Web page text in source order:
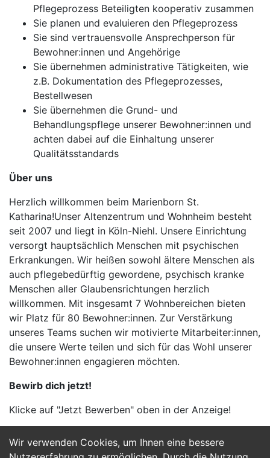
Wir verwenden Cookies, um Ihnen eine bessere
Pflegeprozess Beteiligten kooperativ zusammen
Sie planen und evaluieren den Pflegeprozess
Sie sind vertrauensvolle Ansprechperson für
Bewohner:innen und Angehörige
Sie übernehmen administrative Tätigkeiten, wie
z.B. Dokumentation des Pflegeprozesses,
Bestellwesen
Sie übernehmen die Grund- und
Behandlungspflege unserer Bewohner:innen und
achten dabei auf die Einhaltung unserer
Qualitätsstandards
Über uns
Herzlich willkommen beim Marienborn St.
Katharina!Unser Altenzentrum und Wohnheim besteht
seit 2007 und liegt in Köln-Niehl. Unsere Einrichtung
versorgt hauptsächlich Menschen mit psychischen
Erkrankungen. Wir heißen sowohl ältere Menschen als
auch pflegebedürftig gewordene, psychisch kranke
Menschen aller Glaubensrichtungen herzlich
willkommen. Mit insgesamt 7 Wohnbereichen bieten
wir Platz für 80 Bewohner:innen. Zur Verstärkung
unseres Teams suchen wir motivierte Mitarbeiter:innen,
die unsere Werte teilen und sich für das Wohl unserer
Bewohner:innen engagieren möchten.
Bewirb dich jetzt!
Klicke auf "Jetzt Bewerben" oben in der Anzeige!
Jetzt Bewerben